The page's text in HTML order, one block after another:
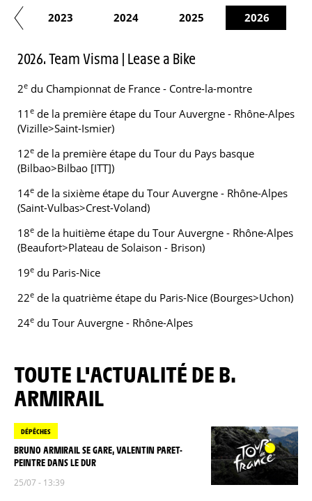
2023 2024 2025 2026
2026. Team Visma | Lease a Bike
2e du Championnat de France - Contre-la-montre
11 e de la première étape du Tour Auvergne - Rhône-Alpes
(Vizille>Saint-Ismier)
12e de la première étape du Tour du Pays basque
(Bilbao>Bilbao [ITT])
14e de la sixième étape du Tour Auvergne - Rhône-Alpes
(Saint-Vulbas>Crest-Voland)
18e de la huitième étape du Tour Auvergne - Rhône-Alpes
(Beaufort>Plateau de Solaison - Brison)
19e du Paris-Nice
22e de la quatrième étape du Paris-Nice (Bourges>Uchon)
24e du Tour Auvergne - Rhône-Alpes
TOUTE L'ACTUALITÉ DE B.
ARMIRAIL
DÉPÊCHES
BRUNO ARMIRAIL SE GARE, VALENTIN PARET-
PEINTRE DANS LE DUR
25/07 - 13:39